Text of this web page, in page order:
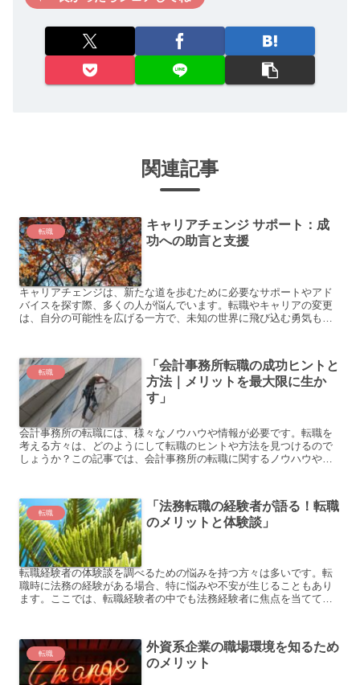
関連記事
転職
キャリアチェンジ サポート：成
功への助言と支援
キャリアチェンジは、新たな道を歩むために必要なサポートやアド
バイスを探す際、多くの人が悩んでいます。転職やキャリアの変更
は、自分の可能性を広げる一方で、未知の世界に飛び込む勇気も必
転職
「会計事務所転職の成功ヒントと
方法｜メリットを最大限に生か
す」
会計事務所の転職には、様々なノウハウや情報が必要です。転職を
考える方々は、どのようにして転職のヒントや方法を見つけるので
しょうか？この記事では、会計事務所の転職に関するノウハウや転
転職
「法務転職の経験者が語る！転職
のメリットと体験談」
転職経験者の体験談を調べるための悩みを持つ方々は多いです。転
職時に法務の経験がある場合、特に悩みや不安が生じることもあり
ます。ここでは、転職経験者の中でも法務経験者に焦点を当てて、
転職
外資系企業の職場環境を知るため
のメリット